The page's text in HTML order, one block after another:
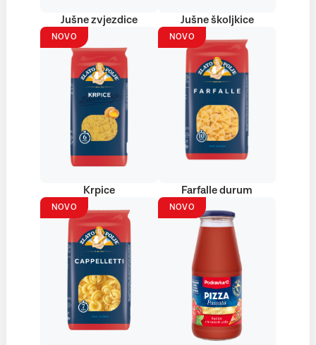
Jušne zvjezdice Jušne školjkice
NOVO
Krpice
NOVO
Farfalle durum
NOVO NOVO